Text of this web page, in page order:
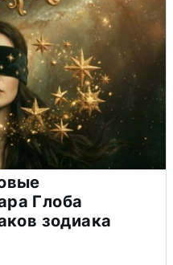
Глоба
зодиака